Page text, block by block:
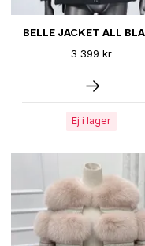
BELLE JACKET ALL
3 399 kr
Ej i lager